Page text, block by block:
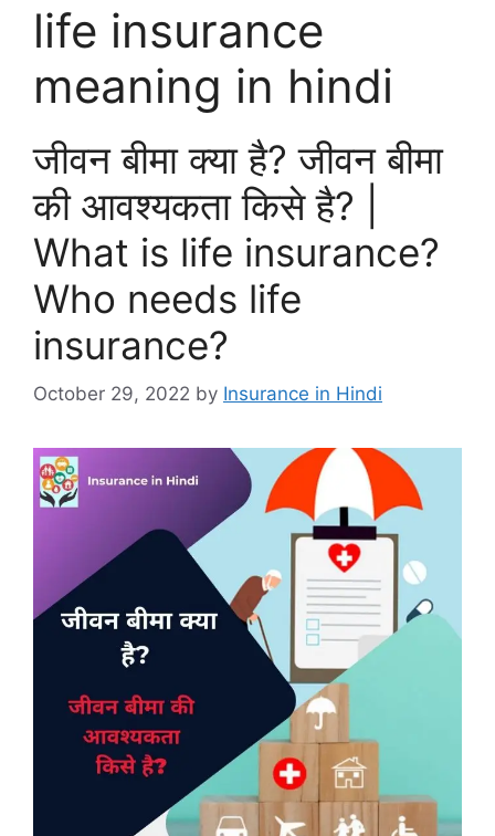
life insurance
meaning in hindi
जीवन बीमा क्या है? जीवन बीमा
की आवश्यकता किसे है? |
What is life insurance?
Who needs life
insurance?
October 29, 2022 by Insurance in Hindi